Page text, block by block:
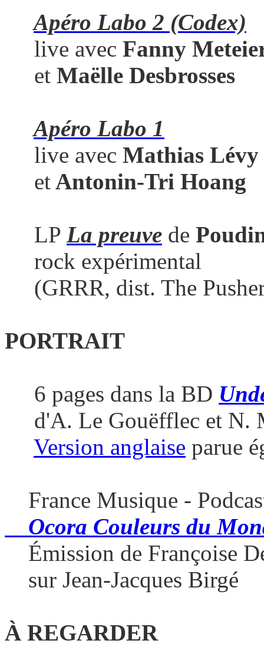
Apéro Labo 2 (Codex)
live avec Fanny
et Maëlle Desbrosses
Apéro Labo 1
live avec Mathias Lévy
etAntonin-Tri Hoang
LP La preuve de
rock expérimental
(GRRR, dist. The
PORTRAIT
6 pages dans la BD
d'A. Le Gouëfflec et N.
Version anglaise parue
France Musique -
Ocora Couleurs du
Émission de Françoise
sur Jean-Jacques Birgé
À REGARDER